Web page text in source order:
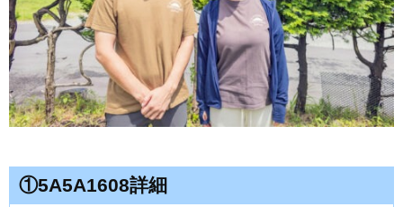
①5A5A1608詳細